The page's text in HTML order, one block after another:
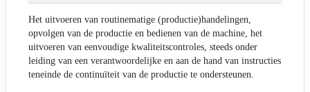
Het uitvoeren van routinematige (productie)handelingen,
opvolgen van de productie en bedienen van de machine, het
uitvoeren van eenvoudige kwaliteitscontroles, steeds onder
leiding van een verantwoordelijke en aan de hand van instructies
teneinde de continuïteit van de productie te ondersteunen.